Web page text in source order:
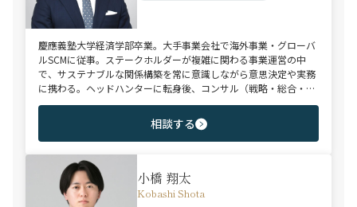
慶應義塾大学経済学部卒業。大手事業会社で海外事業・グローバ
ルSCMに従事。ステークホルダーが複雑に関わる事業運営の中
で、サステナブルな関係構築を常に意識しながら意思決定や実務
に携わる。ヘッドハンターに転身後、コンサル（戦略・総合・
FAS）、総合商社、投資銀行、大手事業会社を始めとする幅広い
領域で、若手～エグゼクティブまでご支援実績多数。
相談する
小橋 翔太
Kobashi Shota